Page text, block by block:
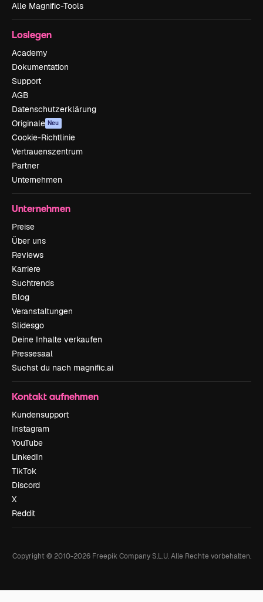
Alle Magnific-Tools
Loslegen
Academy
Dokumentation
Support
AGB
Datenschutzerklärung
Originale Neu
Cookie-Richtlinie
Vertrauenszentrum
Partner
Unternehmen
Unternehmen
Preise
Über uns
Reviews
Karriere
Suchtrends
Blog
Veranstaltungen
Slidesgo
Deine Inhalte verkaufen
Pressesaal
Suchst du nach magnific.ai
Kontakt aufnehmen
Kundensupport
Instagram
YouTube
LinkedIn
TikTok
Discord
X
Reddit
Copyright © 2010-2026Freepik Company S.L.U. Alle Rechte vorbehalten.